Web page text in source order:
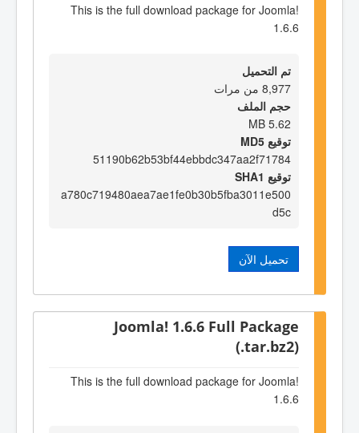
This is the full download package for Joomla!
1.6.6
تم التحميل
8,977 من مرات
حجم الملف
5.62 MB
توقيع MD5
51190b62b53bf44ebbdc347aa2f71784
توقيع SHA1
a780c719480aea7ae1fe0b30b5fba3011e500
d5c
تحميل الآن
Joomla! 1.6.6 Full Package
(.tar.bz2)
This is the full download package for Joomla!
1.6.6